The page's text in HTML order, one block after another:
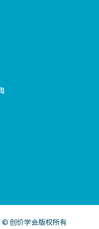
© 创价学会版权所有